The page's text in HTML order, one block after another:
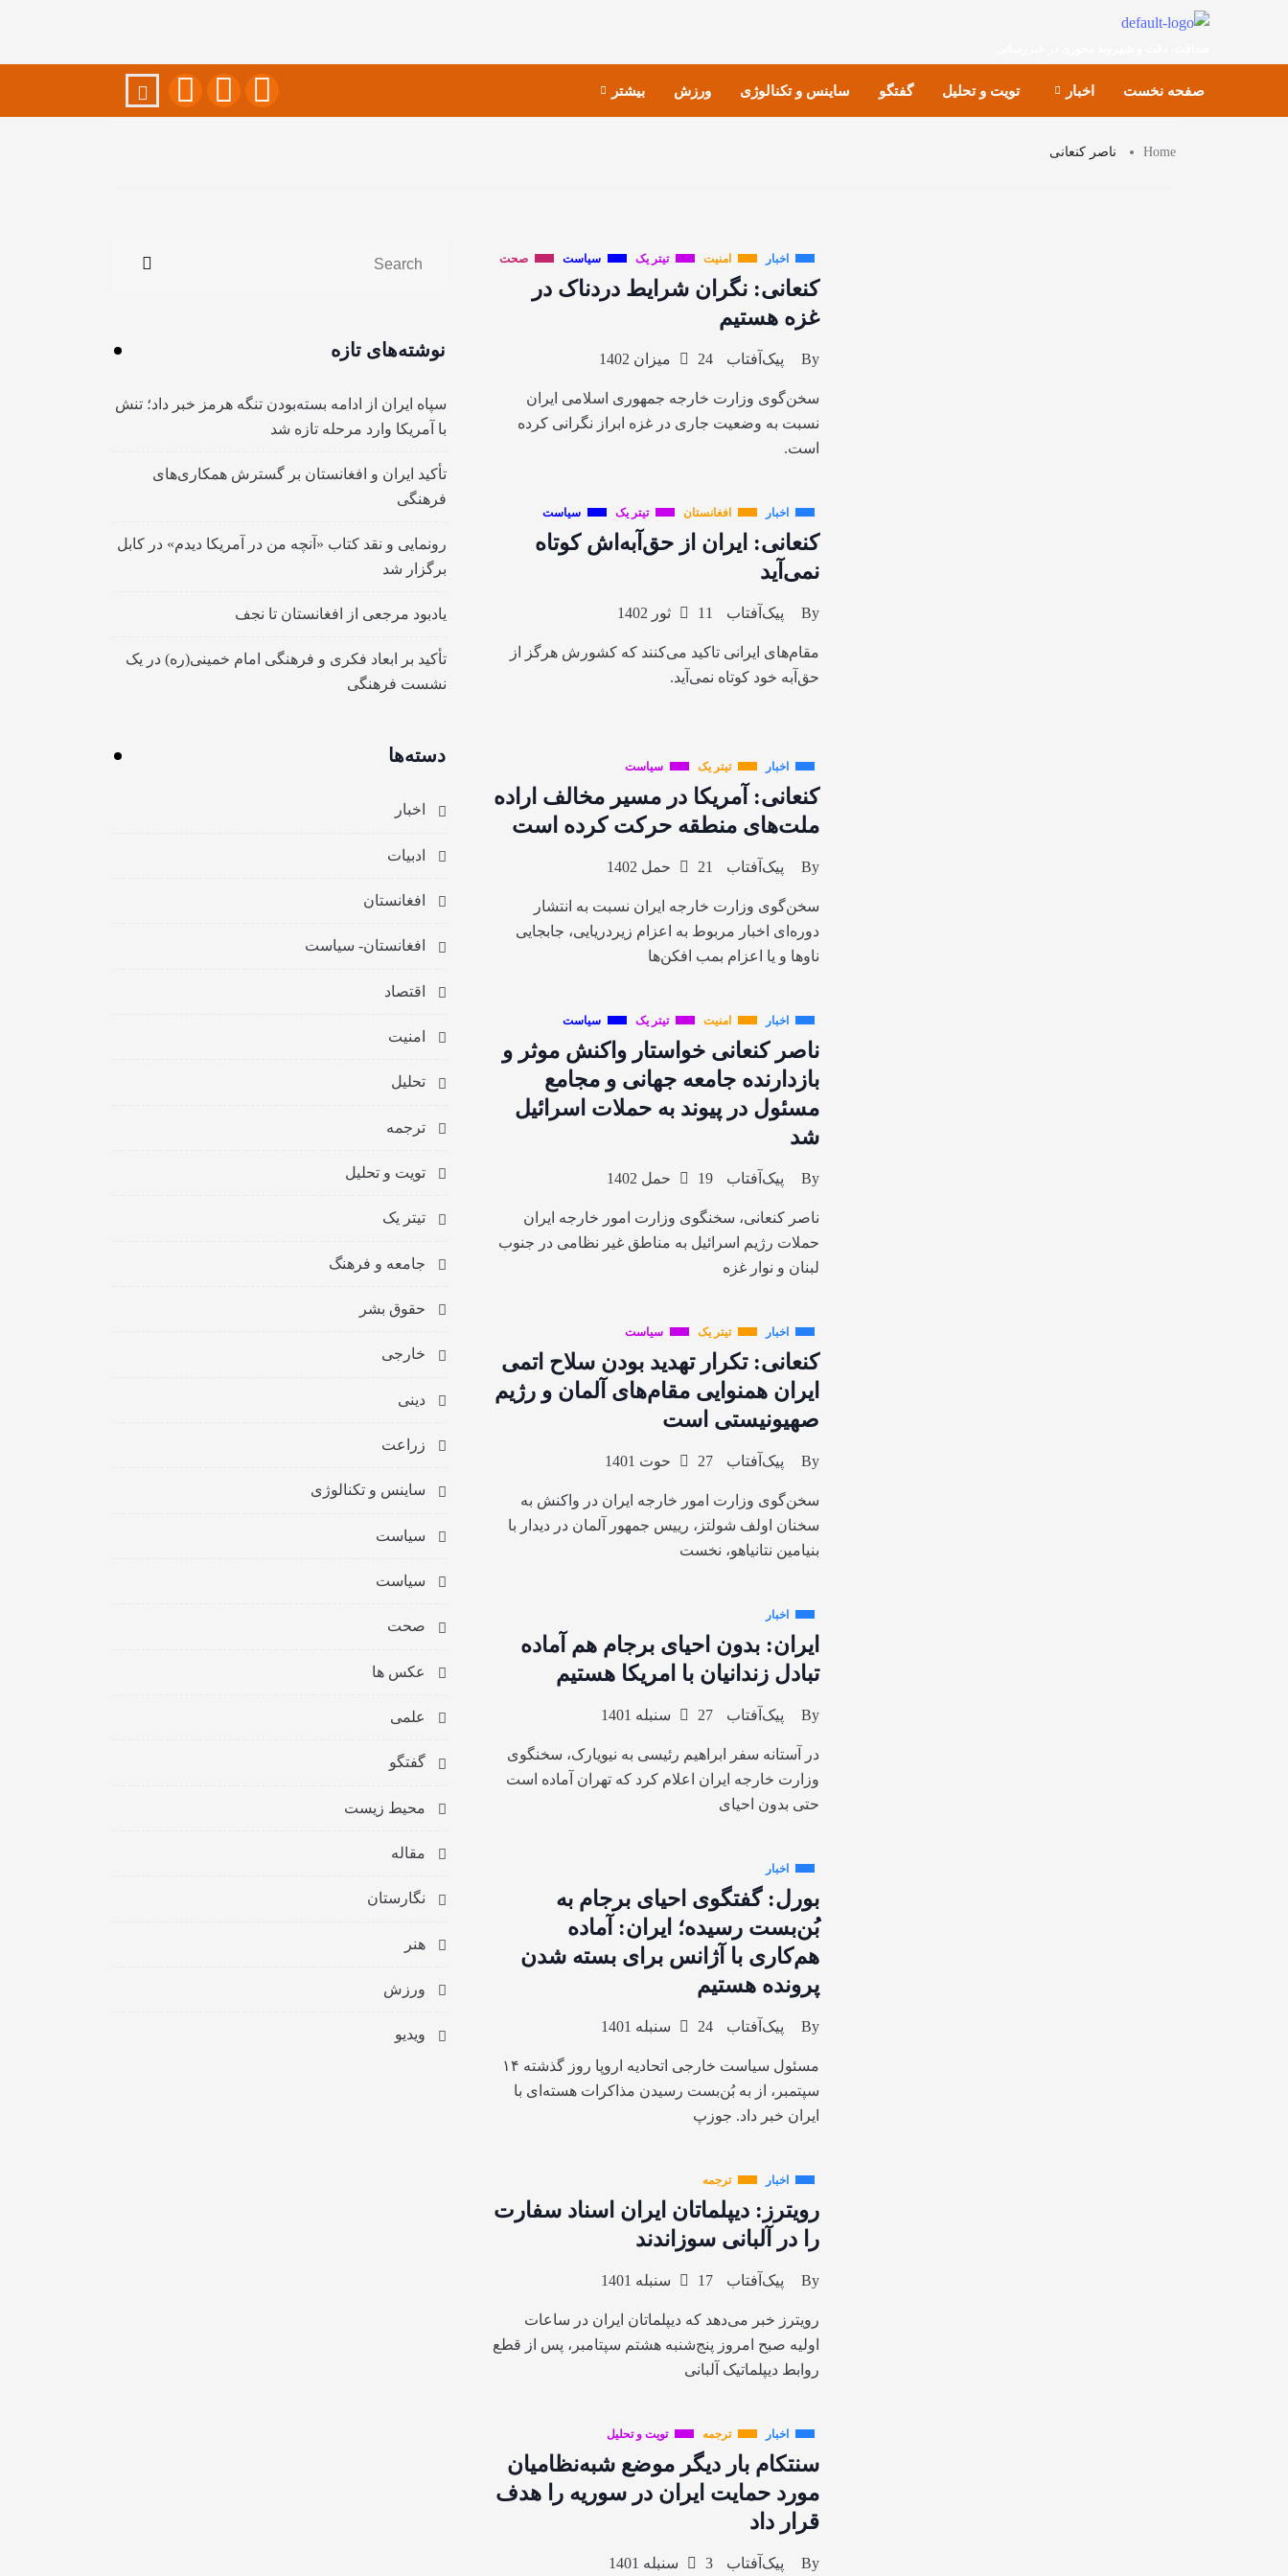
صفحه نخست اخبار تویت و تحلیل گفتگو ساینس و تکنالوژی ورزش بیشتر
Home ناصر کنعانی
اخبار امنیت تیتر یک سیاست صحت
کنعانی: نگران شرایط دردناک در
غزه هستیم
By پیک‌آفتاب 24 میزان 1402
سخن‌گوی وزارت خارجه جمهوری اسلامی ایران
نسبت به وضعیت جاری در غزه ابراز نگرانی کرده
است.
اخبار افغانستان تیتر یک سیاست
کنعانی: ایران از حق‌آبه‌اش کوتاه
نمی‌آید
By پیک‌آفتاب 11 ثور 1402
مقام‌های ایرانی تاکید می‌کنند که کشورش هرگز از
حق‌آبه خود کوتاه نمی‌آید.
اخبار تیتر یک سیاست
کنعانی: آمریکا در مسیر مخالف اراده
ملت‌های منطقه حرکت کرده است
By پیک‌آفتاب 21 حمل 1402
سخن‌گوی وزارت خارجه ایران نسبت به انتشار
دوره‌ای اخبار مربوط به اعزام زیردریایی، جابجایی
ناوها و یا اعزام بمب افکن‌ها
اخبار امنیت تیتر یک سیاست
ناصر کنعانی خواستار واکنش موثر و
بازدارنده جامعه جهانی و مجامع
مسئول در پیوند به حملات اسرائیل
شد
By پیک‌آفتاب 19 حمل 1402
ناصر کنعانی، سخنگوی وزارت امور خارجه ایران
حملات رژیم اسرائیل به مناطق غیر نظامی در جنوب
لبنان و نوار غزه
اخبار تیتر یک سیاست
کنعانی: تکرار تهدید بودن سلاح اتمی
ایران همنوایی مقام‌های آلمان و رژیم
صهیونیستی است
By پیک‌آفتاب 27 حوت 1401
سخن‌گوی وزارت امور خارجه ایران در واکنش به
سخنان اولف شولتز، رییس جمهور آلمان در دیدار با
بنیامین نتانیاهو، نخست
اخبار
ایران: بدون احیای برجام هم آماده
تبادل زندانیان با امریکا هستیم
By پیک‌آفتاب 27 سنبله 1401
در آستانه سفر ابراهیم رئیسی به نیویارک، سخنگوی
وزارت خارجه ایران اعلام کرد که تهران آماده است
حتی بدون احیای
اخبار
بورل: گفتگوی احیای برجام به
بُن‌بست رسیده؛ ایران: آماده
هم‌کاری با آژانس برای بسته شدن
پرونده هستیم
By پیک‌آفتاب 24 سنبله 1401
مسئول سیاست خارجی اتحادیه اروپا روز گذشته ۱۴
سپتمبر، از به بُن‌بست رسیدن مذاکرات هسته‌ای با
ایران خبر داد. جوزپ
اخبار ترجمه
رویترز: دیپلماتان ایران اسناد سفارت
را در آلبانی سوزاندند
By پیک‌آفتاب 17 سنبله 1401
رویترز خبر می‌دهد که دیپلماتان ایران در ساعات
اولیه صبح امروز پنج‌شنبه هشتم سپتامبر، پس از قطع
روابط دیپلماتیک آلبانی
اخبار ترجمه تویت و تحلیل
سنتکام بار دیگر موضع شبه‌نظامیان
مورد حمایت ایران در سوریه را هدف
قرار داد
By پیک‌آفتاب 3 سنبله 1401
نوشته‌های تازه
سپاه ایران از ادامه بسته‌بودن تنگه هرمز خبر داد؛ تنش
با آمریکا وارد مرحله تازه شد
تأکید ایران و افغانستان بر گسترش همکاری‌های
فرهنگی
رونمایی و نقد کتاب «آنچه من در آمریکا دیدم» در کابل
برگزار شد
یادبود مرجعی از افغانستان تا نجف
تأکید بر ابعاد فکری و فرهنگی امام خمینی(ره) در یک
نشست فرهنگی
دسته‌ها
اخبار
ادبیات
افغانستان
افغانستان- سیاست
اقتصاد
امنیت
تحلیل
ترجمه
تویت و تحلیل
تیتر یک
جامعه و فرهنگ
حقوق بشر
خارجی
دینی
زراعت
ساینس و تکنالوژی
سیاست
سیاست
صحت
عکس ها
علمی
گفتگو
محیط زیست
مقاله
نگارستان
هنر
ورزش
ویدیو